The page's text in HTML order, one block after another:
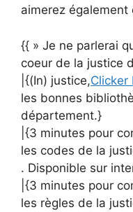
aimerez également
{{ » Je ne parlerai
coeur de la justice
|{(In) justice,Clicker
les bonnes
département.}
|{3 minutes pour
les codes de la
. Disponible sur
|{3 minutes pour
les règles de la